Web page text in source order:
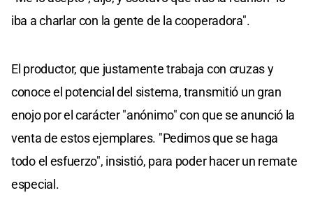
iba a charlar con la gente de la cooperadora".
El productor, que justamente trabaja con cruzas y
conoce el potencial del sistema, transmitió un gran
enojo por el carácter "anónimo" con que se anunció la
venta de estos ejemplares. "Pedimos que se haga
todo el esfuerzo", insistió, para poder hacer un remate
especial.